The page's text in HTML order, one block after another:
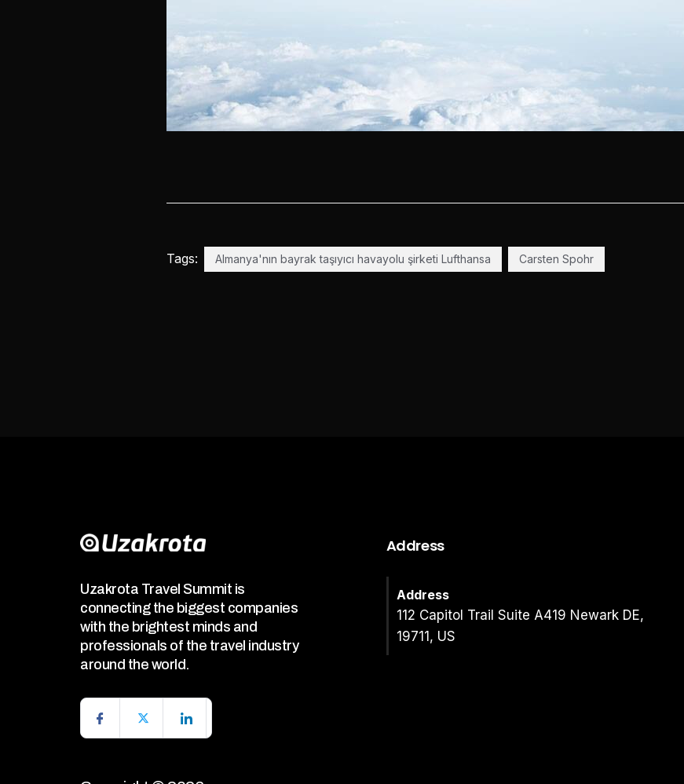
Tags: Almanya'nın bayrak taşıyıcı havayolu şirketi Lufthansa Carsten Spohr
Uzakrota Travel Summit is
connecting the biggest companies
with the brightest minds and
professionals of the travel industry
around the world.
Address
Address
112 Capitol Trail Suite A419 Newark DE,
19711, US